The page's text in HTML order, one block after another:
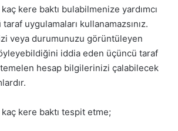
kere baktı bulabilmenize yardımcı
uygulamaları kullanamazsınız.
veya durumunuzu görüntüleyen
iddia eden üçüncü taraf
hesap bilgilerinizi çalabilecek
kere baktı tespit etme;